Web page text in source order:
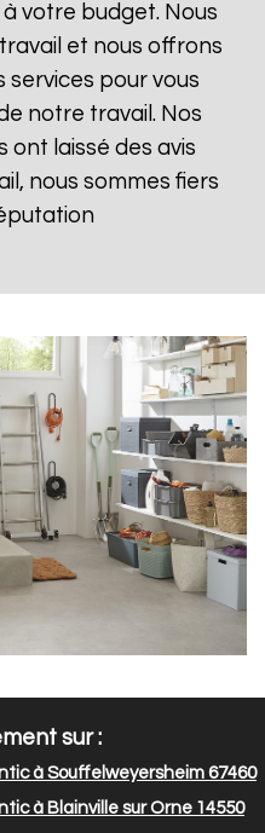
votre budget. Nous
et nous offrons
services pour vous
notre travail. Nos
ont laissé des avis
nous sommes fiers
sur :
à Souffelweyersheim 67460
à Blainville sur Orne 14550